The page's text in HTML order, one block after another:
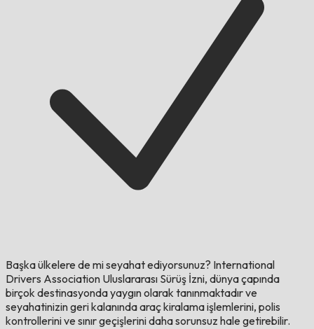
Başka ülkelere de mi seyahat ediyorsunuz? International
Drivers Association Uluslararası Sürüş İzni, dünya çapında
birçok destinasyonda yaygın olarak tanınmaktadır ve
seyahatinizin geri kalanında araç kiralama işlemlerini, polis
kontrollerini ve sınır geçişlerini daha sorunsuz hale getirebilir.